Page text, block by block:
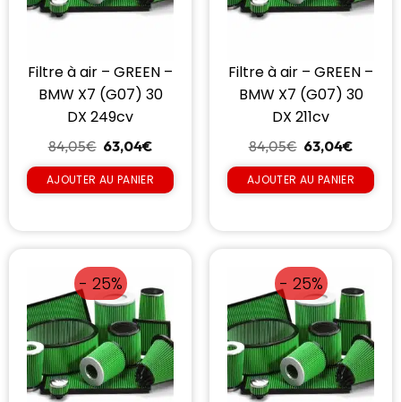
Filtre à air – GREEN –
BMW X7 (G07) 30
DX 249cv
84,05€ 63,04€
AJOUTER AU PANIER
Filtre à air – GREEN –
BMW X7 (G07) 30
DX 211cv
84,05€ 63,04€
AJOUTER AU PANIER
- 25% - 25%